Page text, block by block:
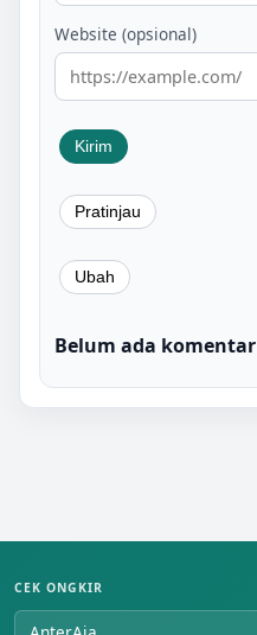
Website (opsional)
Belum ada komentar
CEK ONGKIR